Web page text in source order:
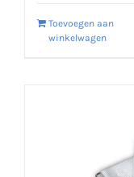
Toevoegen aan
winkelwagen